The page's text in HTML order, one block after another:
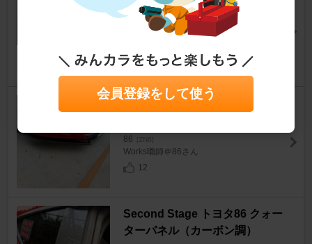
86 [ZN6]
ヒライ＠MR-Sさん
メーカー不明 フロントリップス
86 [ZN6]
Works囃師＠86さん
12
Second Stage トヨタ86 クォー
ターパネル（カーボン調）
会員登録をして使う